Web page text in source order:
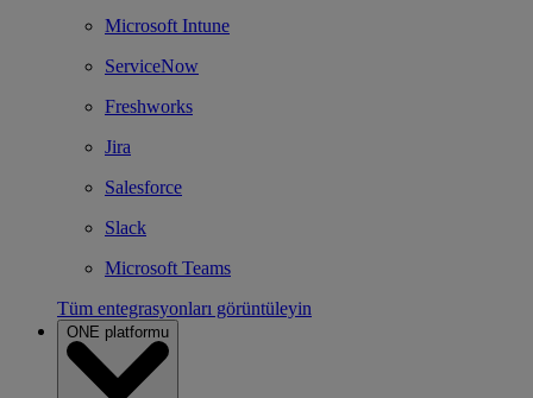
Microsoft Intune
ServiceNow
Freshworks
Jira
Salesforce
Slack
Microsoft Teams
Tüm entegrasyonları görüntüleyin
ONE platformu